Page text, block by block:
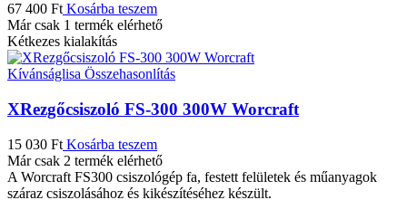
67 400 Ft Kosárba teszem
Már csak 1 termék elérhető
Kétkezes kialakítás
Kívánságlisa Összehasonlítás
XRezgőcsiszoló FS-300 300W Worcraft
15 030 Ft Kosárba teszem
Már csak 2 termék elérhető
A Worcraft FS300 csiszológép fa, festett felületek és műanyagok
száraz csiszolásához és kikészítéséhez készült.